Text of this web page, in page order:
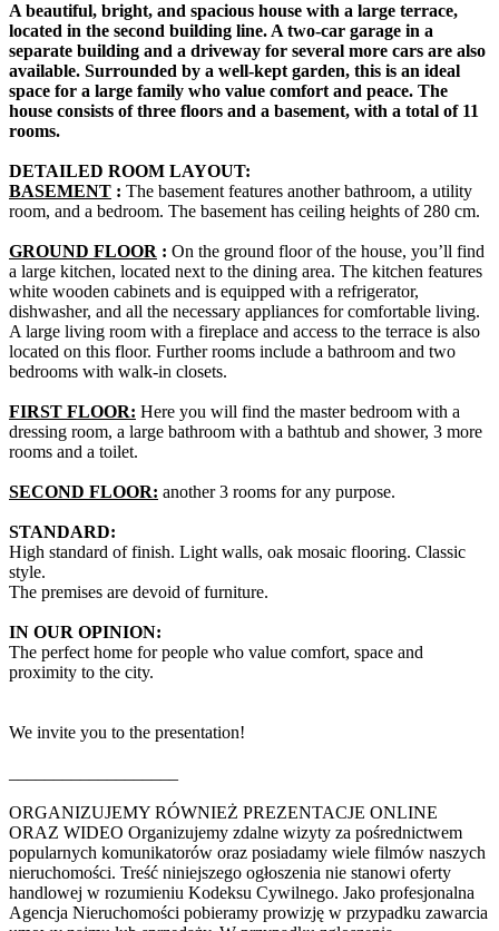
A beautiful, bright, and spacious house with a large terrace,
located in the second building line. A two-car garage in a
separate building and a driveway for several more cars are also
available. Surrounded by a well-kept garden, this is an ideal
space for a large family who value comfort and peace. The
house consists of three floors and a basement, with a total of 11
rooms.
DETAILED ROOM LAYOUT:
BASEMENT : The basement features another bathroom, a utility
room, and a bedroom. The basement has ceiling heights of 280 cm.
GROUND FLOOR : On the ground floor of the house, you’ll find
a large kitchen, located next to the dining area. The kitchen features
white wooden cabinets and is equipped with a refrigerator,
dishwasher, and all the necessary appliances for comfortable living.
A large living room with a fireplace and access to the terrace is also
located on this floor. Further rooms include a bathroom and two
bedrooms with walk-in closets.
FIRST FLOOR: Here you will find the master bedroom with a
dressing room, a large bathroom with a bathtub and shower, 3 more
rooms and a toilet.
SECOND FLOOR: another 3 rooms for any purpose.
STANDARD:
High standard of finish. Light walls, oak mosaic flooring. Classic
style.
The premises are devoid of furniture.
IN OUR OPINION:
The perfect home for people who value comfort, space and
proximity to the city.
We invite you to the presentation!
ORGANIZUJEMY RÓWNIEŻ PREZENTACJE ONLINE
ORAZ WIDEO Organizujemy zdalne wizyty za pośrednictwem
popularnych komunikatorów oraz posiadamy wiele filmów naszych
nieruchomości. Treść niniejszego ogłoszenia nie stanowi oferty
handlowej w rozumieniu Kodeksu Cywilnego. Jako profesjonalna
Agencja Nieruchomości pobieramy prowizję w przypadku zawarcia